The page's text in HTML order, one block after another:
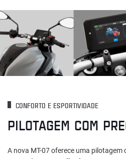
CONFORTO E ESPORTIVIDADE
PILOTAGEM COM
A nova MT-07 oferece uma